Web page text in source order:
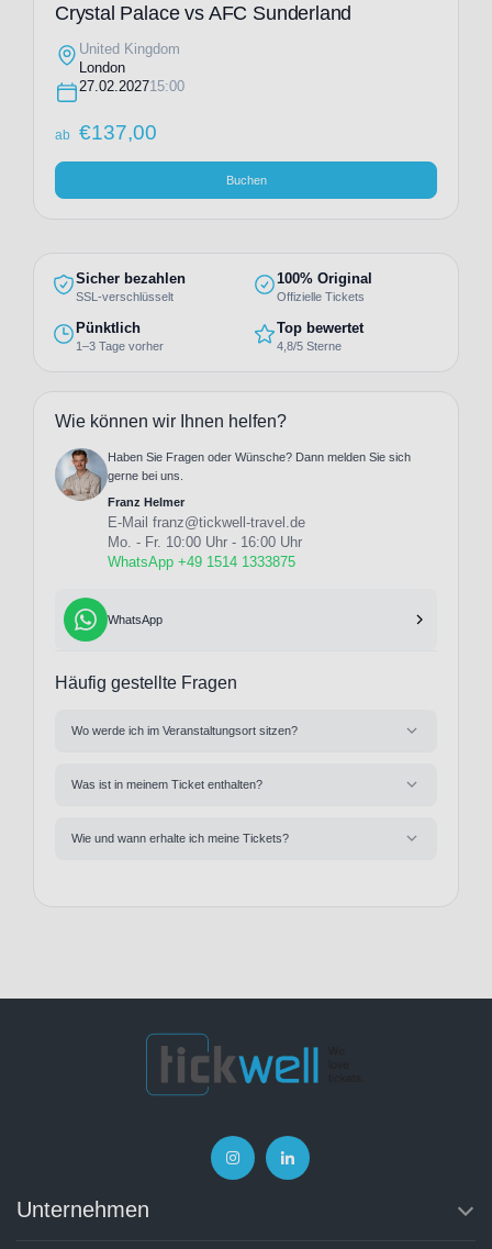
Crystal Palace vs AFC Sunderland
United Kingdom
London
27.02.202715:00
ab €137,00
Buchen
Sicher bezahlen
SSL-verschlüsselt
100% Original
Offizielle Tickets
Pünktlich
1–3 Tage vorher
Top bewertet
4,8/5 Sterne
Wie können wir Ihnen helfen?
Haben Sie Fragen oder Wünsche? Dann melden Sie sich
gerne bei uns.
Franz Helmer
E-Mail franz@tickwell-travel.de
Mo. - Fr. 10:00 Uhr - 16:00 Uhr
WhatsApp +49 1514 1333875
WhatsApp
Häufig gestellte Fragen
Wo werde ich im Veranstaltungsort sitzen?
Was ist in meinem Ticket enthalten?
Wie und wann erhalte ich meine Tickets?
Unternehmen